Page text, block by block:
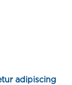
adipiscing